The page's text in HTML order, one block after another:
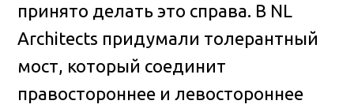
принято делать это справа. В NL
Architects придумали толерантный
мост, который соединит
правостороннее и левостороннее